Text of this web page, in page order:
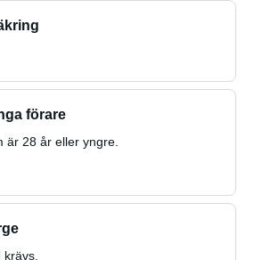
förare
är 28 år eller yngre.